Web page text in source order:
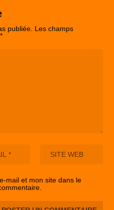
publiée. Les champs
*
mail et mon site dans le